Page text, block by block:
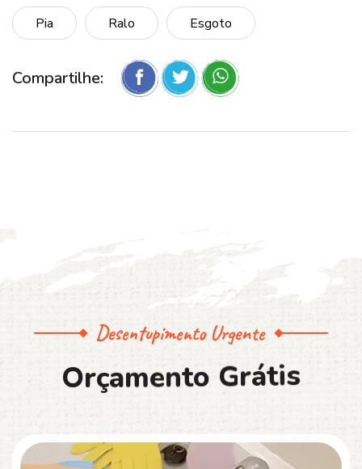
Pia Ralo Esgoto
Compartilhe:
Desentupimento Urgente
Orçamento Grátis